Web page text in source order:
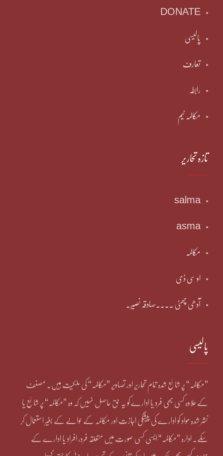
DONATE
پالیسی
تعارف
رابطہ
مکالمہ ٹیم
تازہ تحاریر
salma
asma
مکالمہ
او سی ڈی
آدھی چھٹی ۔۔۔۔صادقہ نصیر۔
پالیسی
”مکالمہ“ پر شائع شدہ تمام تحاریر اور تصاویر ”مکالمہ“ کی ملکیت ہیں۔ مصنف
کے علاوہ کسی بھی فرد یا ادارے کو یہ حق حاصل نہیں کہ وہ ”مکالمہ“ پر شائع یا
نشر شدہ مواد کو ادارے کی پیشگی اجازت اور مکالمہ کے حوالے کے بغیر استعمال کر
سکے۔ ادارہ ”مکالمہ“ ایسی کسی صورت میں متعلقہ فرد، افراد یا ادارے کے